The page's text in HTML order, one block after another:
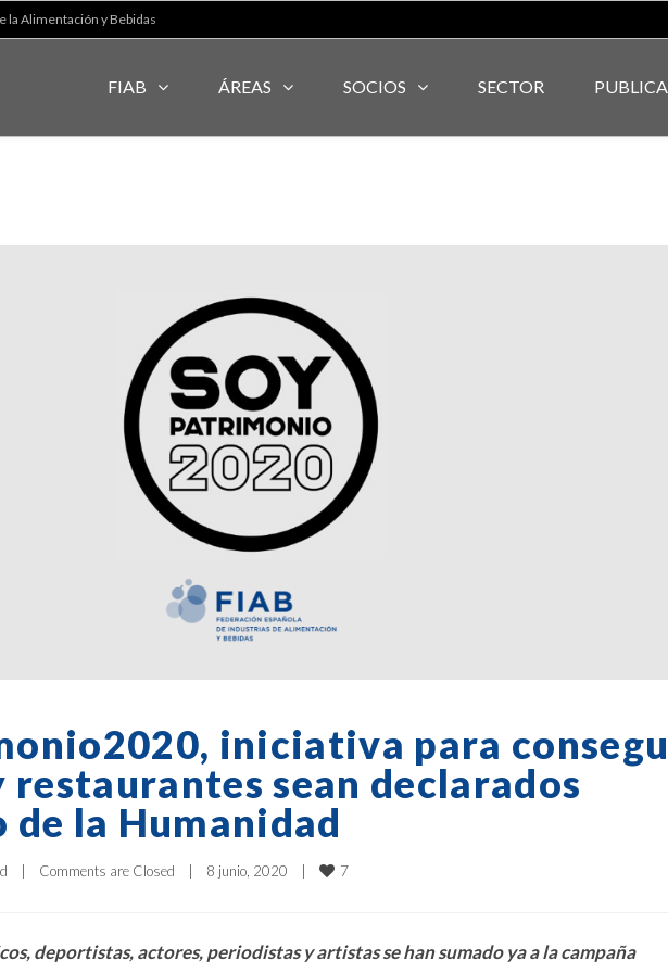
la Alimentación y Bebidas
FIAB ÁREAS SOCIOS SECTOR
iniciativa para
restaurantes sean declarados
la Humanidad
Comments are Closed 8 junio, 2020 7
deportistas, actores, periodistas y artistas se han sumado ya a la campaña